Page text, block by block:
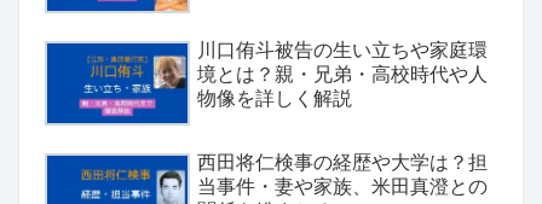
川口侑斗被告の生い立ちや家庭環
境とは？親・兄弟・高校時代や人
物像を詳しく解説
西田将仁検事の経歴や大学は？担
当事件・妻や家族、米田真澄との